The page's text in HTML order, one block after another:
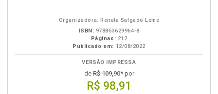
Organizadora: Renata Salgado Leme
ISBN: 978853629964-8
Páginas: 212
Publicado em: 12/08/2022
VERSÃO IMPRESSA
deR$ 109,90* por
R$ 98,91